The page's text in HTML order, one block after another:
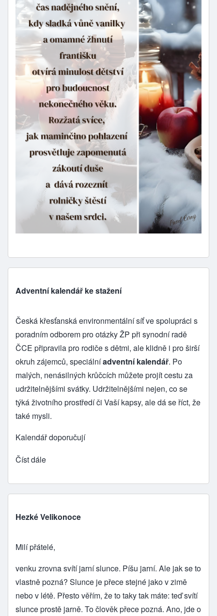
Adventní kalendář ke stažení
Česká křesťanská environmentální síť ve spolupráci s
poradním odborem pro otázky ŽP při synodní radě
ČCE připravila pro rodiče s dětmi, ale klidně i pro širší
okruh zájemců, speciálníadventní kalendář. Po
malých, nenásilných krůčcích můžete projít cestu za
udržitelnějšími svátky. Udržitelnějšími nejen, co se
týká životního prostředí či Vaší kapsy, ale dá se říct, že
také mysli.
Kalendář doporučují
Číst dále
Hezké Velikonoce
Milí přátelé,
venku zrovna svítí jarní slunce. Píšu jarní. Ale jak se to
vlastně pozná? Slunce je přece stejné jako v zimě
nebo v létě. Přesto věřím, že to taky tak máte: teď svítí
slunce prostě jarně. To člověk přece pozná. Ano, jde o